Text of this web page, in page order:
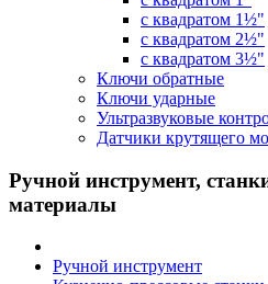
с квадратом 1½"
с квадратом 2½"
с квадратом 3½"
Ключи обратные
Ключи ударные
Ультразвуковые
Датчики крутящего
Ручной инструмент,
материалы
Ручной инструмент